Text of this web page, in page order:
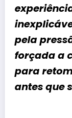
pela
forçada a
para
antes que